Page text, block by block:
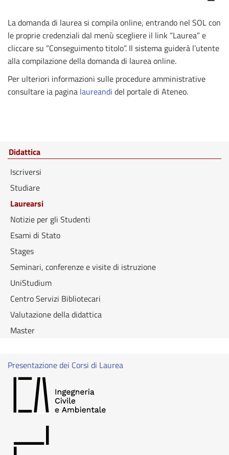
La domanda di laurea si compila online, entrando nel SOL con
le proprie credenziali dal menù scegliere il link “Laurea” e
cliccare su “Conseguimento titolo”. Il sistema guiderà l’utente
alla compilazione della domanda di laurea online.
Per ulteriori informazioni sulle procedure amministrative
consultare ia pagina laureandi del portale di Ateneo.
Didattica
Iscriversi
Studiare
Laurearsi
Notizie per gli Studenti
Esami di Stato
Stages
Seminari, conferenze e visite di istruzione
UniStudium
Centro Servizi Bibliotecari
Valutazione della didattica
Master
Presentazione dei Corsi di Laurea